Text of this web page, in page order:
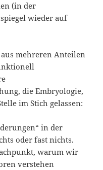
(in der
wieder auf
aus mehreren Anteilen
die Embryologie,
im Stich gelassen:
in der
oder fast nichts.
warum wir
verstehen